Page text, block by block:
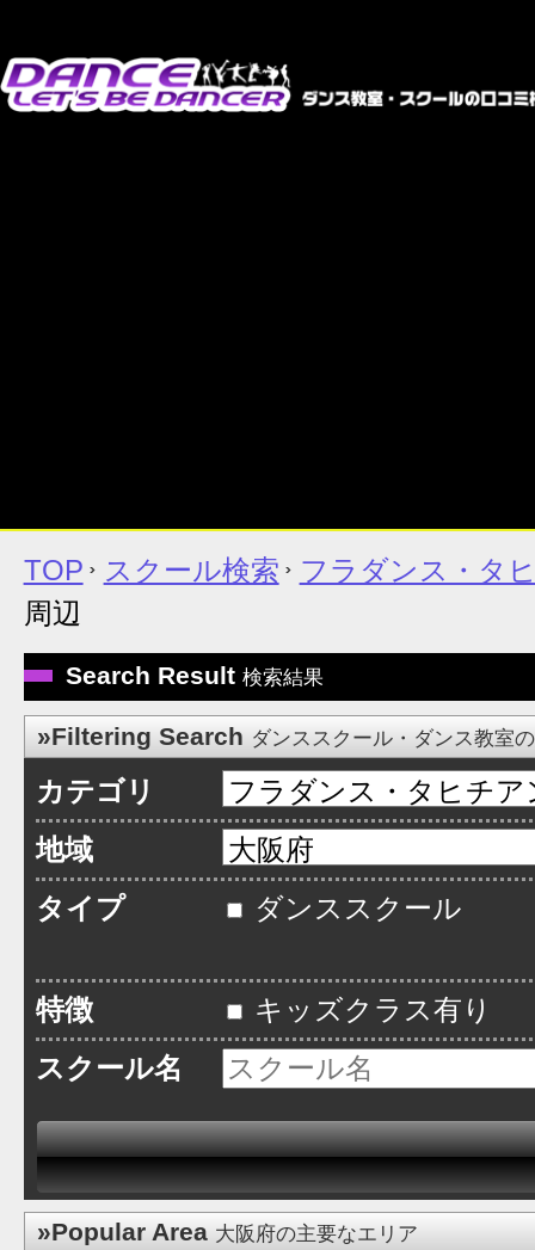
TOP スクール検索
フラダンス・タ
周辺
Search Result 検索結果
»Filtering Search ダンススクール・ダンス教室
カテゴリ
地域
タイプ
ダンススクール
特徴
キッズクラス有り
スクール名
»Popular Area 大阪府の主要なエリア